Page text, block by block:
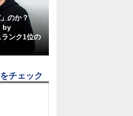
のか？
by
ンク1位の
チェック